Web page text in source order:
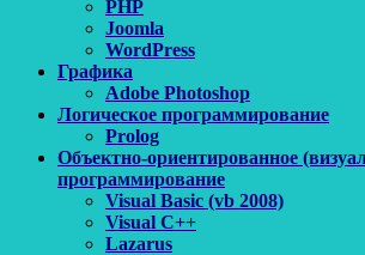
PHP
Joomla
WordPress
Графика
Adobe Photoshop
Логическое программирование
Prolog
Объектно-ориентированное
программирование
Visual Basic (vb 2008)
Visual C++
Lazarus